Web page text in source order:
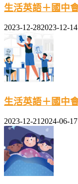
生活英語＋國中
2023-12-282023-12-14
生活英語＋國中
2023-12-21 2024-06-17